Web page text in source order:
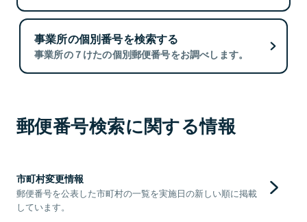
事業所の個別番号を検索する
事業所の７けたの個別郵便番号をお調べします。
郵便番号検索に関する情報
市町村変更情報
郵便番号を公表した市町村の一覧を実施日の新しい順に掲載
しています。